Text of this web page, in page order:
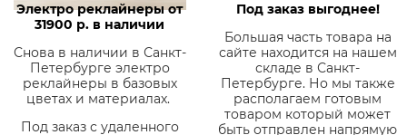
Электро реклайнеры от
31900 р. в наличии
Снова в наличии в Санкт-
Петербурге электро
реклайнеры в базовых
цветах и материалах.
Под заказ с удаленного
Под заказ выгоднее!
Большая часть товара на
сайте находится на нашем
складе в Санкт-
Петербурге. Но мы также
располагаем готовым
товаром который может
быть отправлен напрямую